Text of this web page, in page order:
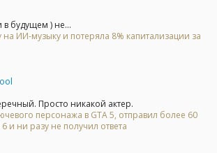
будущем ) не...
на ИИ-музыку и потеряла 8% капитализации за
Просто никакой актер.
персонажа в GTA 5, отправил более 60
и ни разу не получил ответа